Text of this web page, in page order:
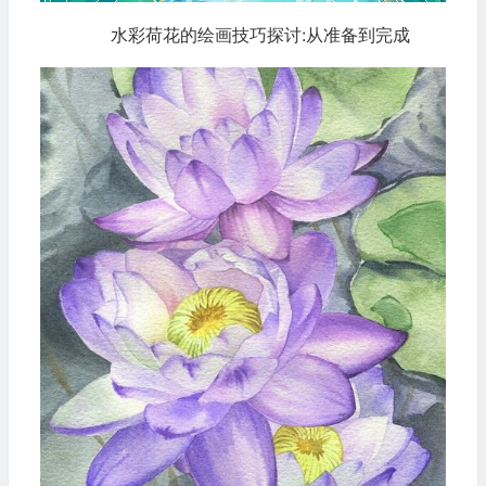
水彩荷花的绘画技巧探讨:从准备到完成